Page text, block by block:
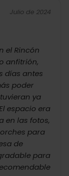
Julio de 2024
el Rincón
anfitrión,
días antes
poder
ya
espacio era
en las fotos,
para
de
para